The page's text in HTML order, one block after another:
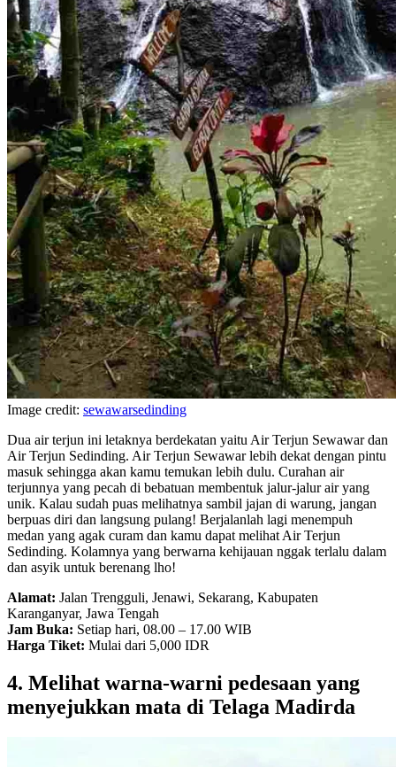
Image credit: sewawarsedinding
Dua air terjun ini letaknya berdekatan yaitu Air Terjun Sewawar dan
Air Terjun Sedinding. Air Terjun Sewawar lebih dekat dengan pintu
masuk sehingga akan kamu temukan lebih dulu. Curahan air
terjunnya yang pecah di bebatuan membentuk jalur-jalur air yang
unik. Kalau sudah puas melihatnya sambil jajan di warung, jangan
berpuas diri dan langsung pulang! Berjalanlah lagi menempuh
medan yang agak curam dan kamu dapat melihat Air Terjun
Sedinding. Kolamnya yang berwarna kehijauan nggak terlalu dalam
dan asyik untuk berenang lho!
Alamat: Jalan Trengguli, Jenawi, Sekarang, Kabupaten
Karanganyar, Jawa Tengah
Jam Buka: Setiap hari, 08.00 – 17.00 WIB
Harga Tiket: Mulai dari 5,000 IDR
4. Melihat warna-warni pedesaan yang
menyejukkan mata di Telaga Madirda